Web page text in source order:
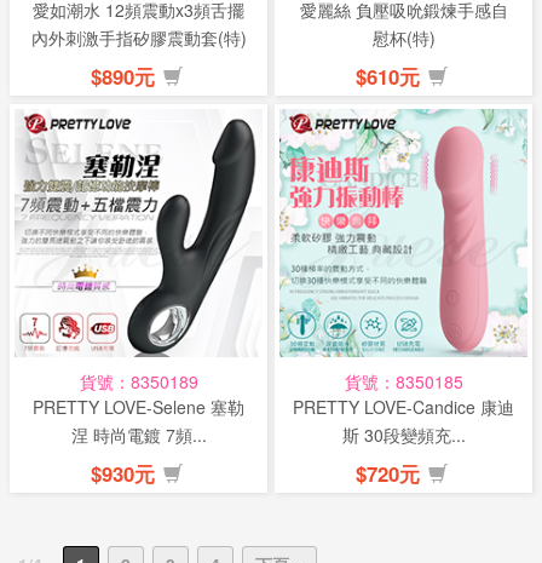
愛如潮水 12頻震動x3頻舌擺
內外刺激手指矽膠震動套(特)
$890元
愛麗絲 負壓吸吮鍛煉手感自
慰杯(特)
$610元
貨號：8350189
PRETTY LOVE-Selene 塞勒
涅 時尚電鍍 7頻...
$930元
貨號：8350185
PRETTY LOVE-Candice 康迪
斯 30段變頻充...
$720元